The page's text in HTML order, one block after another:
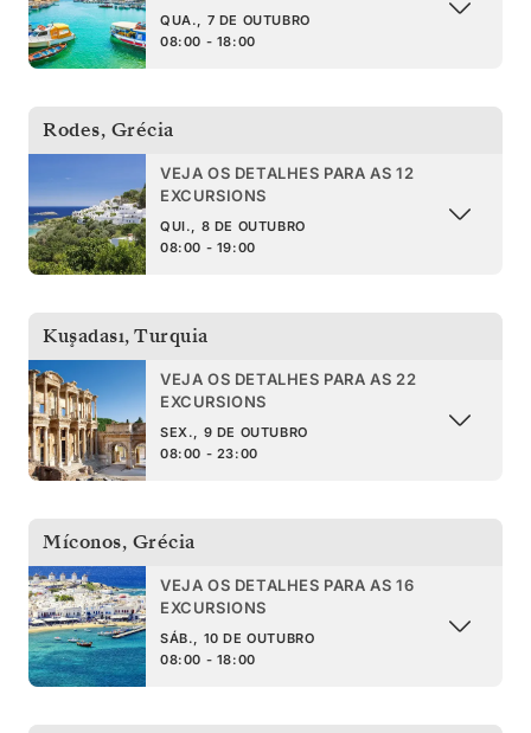
QUA., 7 DE OUTUBRO
08:00 - 18:00
Rodes, Grécia
VEJA OS DETALHES PARA AS 12
EXCURSIONS
QUI., 8 DE OUTUBRO
08:00 - 19:00
Kuşadası,Turquia
VEJA OS DETALHES PARA AS 22
EXCURSIONS
SEX., 9 DE OUTUBRO
08:00 - 23:00
Míconos, Grécia
VEJA OS DETALHES PARA AS 16
EXCURSIONS
SÁB., 10 DE OUTUBRO
08:00 - 18:00